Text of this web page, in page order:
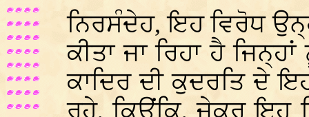
ਨਿਰਸੰਦੇਹ, ਇਹ ਵਿਰੋਧ
ਕੀਤਾ ਜਾ ਰਿਹਾ ਹੈ
ਕਾਦਿਰ ਦੀ ਕੁਦਰਤਿ ਦੇ
ਰਹੇ, ਕਿਉਂਕਿ, ਜੇਕਰ ਇਹ